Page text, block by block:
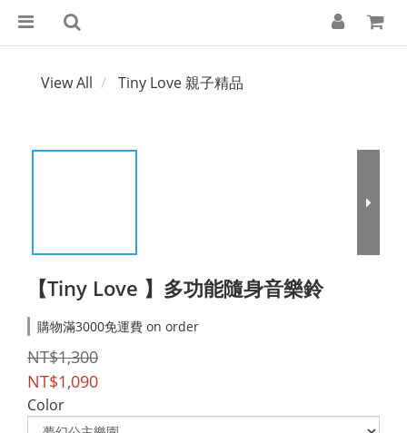
View All Tiny Love 親子精品
【Tiny Love 】多功能隨身音樂鈴
購物滿3000免運費 on order
NT$1,300
NT$1,090
Color